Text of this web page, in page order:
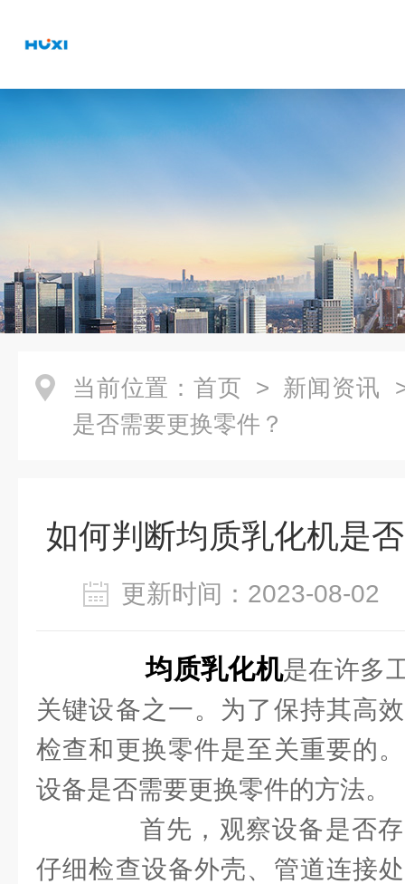
当前位置： 首页 > 新闻资讯
是否需要更换零件？
如何判断均质乳化机是
更新时间：2023-08-
均质乳化机是在许多
关键设备之一。为了保持其高
检查和更换零件是至关重要的
设备是否需要更换零件的方法。
首先，观察设备是否存
仔细检查设备外壳、管道连接